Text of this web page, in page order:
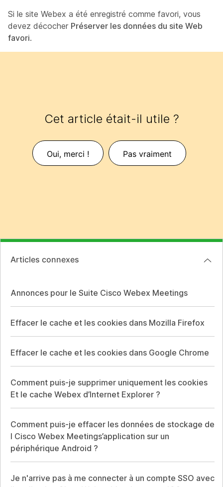
Si le site Webex a été enregistré comme favori, vous
devez décocher Préserver les données du site Web
favori.
Cet article était-il utile ?
Oui, merci ! Pas vraiment
Articles connexes
Annonces pour le Suite Cisco Webex Meetings
Effacer le cache et les cookies dans Mozilla Firefox
Effacer le cache et les cookies dans Google Chrome
Comment puis-je supprimer uniquement les cookies
Et le cache Webex d’Internet Explorer ?
Comment puis-je effacer les données de stockage de
l Cisco Webex Meetings’application sur un
périphérique Android ?
Je n'arrive pas à me connecter à un compte SSO avec